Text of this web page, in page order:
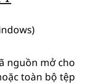
nguồn mở cho
toàn bộ tệp